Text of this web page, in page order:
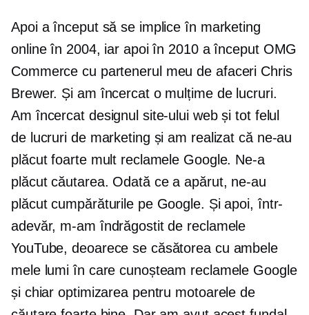
Apoi a început să se implice în marketing
online în 2004, iar apoi în 2010 a început OMG
Commerce cu partenerul meu de afaceri Chris
Brewer. Și am încercat o mulțime de lucruri.
Am încercat designul site-ului web și tot felul
de lucruri de marketing și am realizat că ne-au
plăcut foarte mult reclamele Google. Ne-a
plăcut căutarea. Odată ce a apărut, ne-au
plăcut cumpărăturile pe Google. Și apoi, într-
adevăr, m-am îndrăgostit de reclamele
YouTube, deoarece se căsătorea cu ambele
mele lumi în care cunoșteam reclamele Google
și chiar optimizarea pentru motoarele de